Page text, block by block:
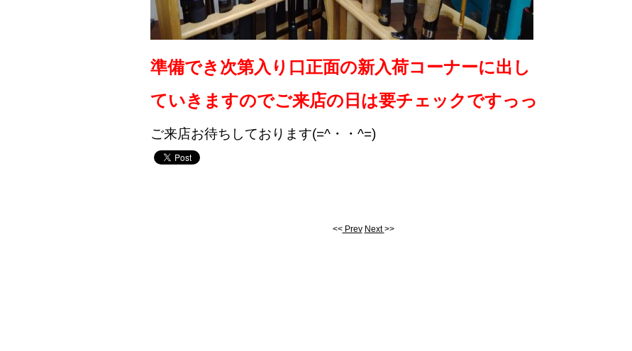
準備でき次第入り口正面の新入荷コーナーに出し
ていきますのでご来店の日は要チェックですっっ
ご来店お待ちしております(=^・・^=)
<<Prev Next>>